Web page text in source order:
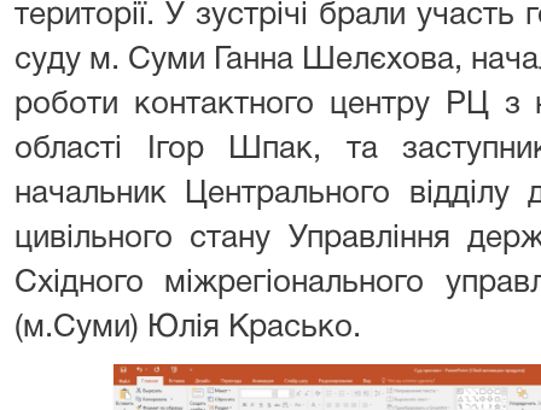
території. У зустрічі брали
суду м. Суми Ганна Шелєхова,
роботи контактного центру РЦ
області Ігор Шпак, та
начальник Центрального відділу
цивільного стану Управління
Східного міжрегіонального
(м.Суми) Юлія Красько.